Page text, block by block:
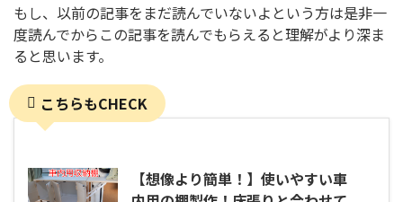
もし、以前の記事をまだ読んでいないよという方は是非一
度読んでからこの記事を読んでもらえると理解がより深ま
ると思います。
こちらもCHECK
【想像より簡単！】使いやすい車